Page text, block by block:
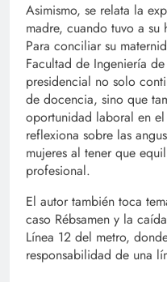
Asimismo, se relata la
madre, cuando tuvo a
Para conciliar su
Facultad de Ingeniería
presidencial no solo
de docencia, sino que
oportunidad laboral en
reflexiona sobre las
mujeres al tener que
profesional.
El autor también toca
caso Rébsamen y la
Línea 12 del metro,
responsabilidad de una